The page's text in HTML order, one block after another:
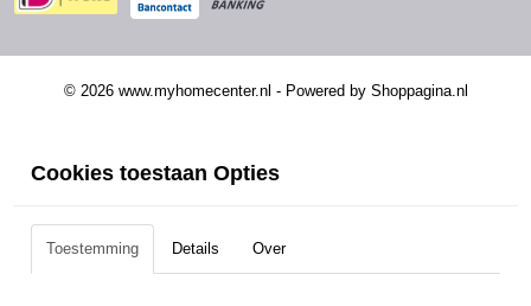
© 2026 www.myhomecenter.nl - Powered by Shoppagina.nl
Cookies toestaan Opties
Toestemming Details Over